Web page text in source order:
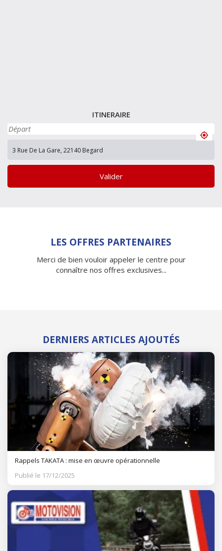
ITINERAIRE
Valider
LES OFFRES PARTENAIRES
Merci de bien vouloir appeler le centre pour
connaître nos offres exclusives...
DERNIERS ARTICLES AJOUTÉS
Rappels TAKATA : mise en œuvre opérationnelle
Publié le 17/12/2025